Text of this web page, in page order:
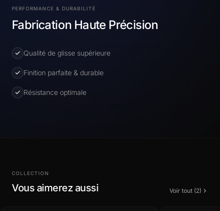
PERFORMANCE & DURABILITÉ
Fabrication Haute Précision
Qualité de glisse supérieure
Finition parfaite & durable
Résistance optimale
COLLECTION
Vous aimerez aussi Voir tout (2)